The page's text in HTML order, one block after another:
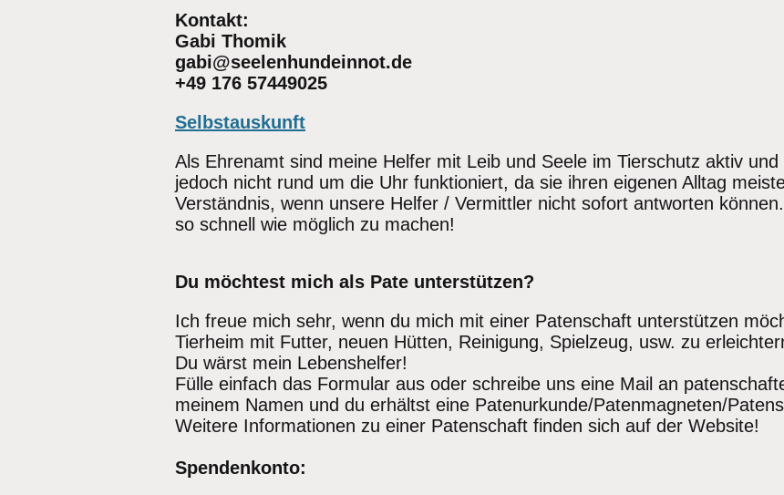
Kontakt:
Gabi Thomik
gabi@seelenhundeinnot.de
+49 176 57449025
Selbstauskunft
Als Ehrenamt sind meine Helfer mit Leib und Seele im Tierschutz aktiv
jedoch nicht rund um die Uhr funktioniert, da sie ihren eigenen Alltag
Verständnis, wenn unsere Helfer / Vermittler nicht sofort antworten
so schnell wie möglich zu machen!
Du möchtest mich als Pate unterstützen?
Ich freue mich sehr, wenn du mich mit einer Patenschaft unterstützen
Tierheim mit Futter, neuen Hütten, Reinigung, Spielzeug, usw. zu
Du wärst mein Lebenshelfer!
Fülle einfach das Formular aus oder schreibe uns eine Mail an
meinem Namen und du erhältst eine Patenurkunde/Patenmagneten/
Weitere Informationen zu einer Patenschaft finden sich auf der Website!
Spendenkonto: